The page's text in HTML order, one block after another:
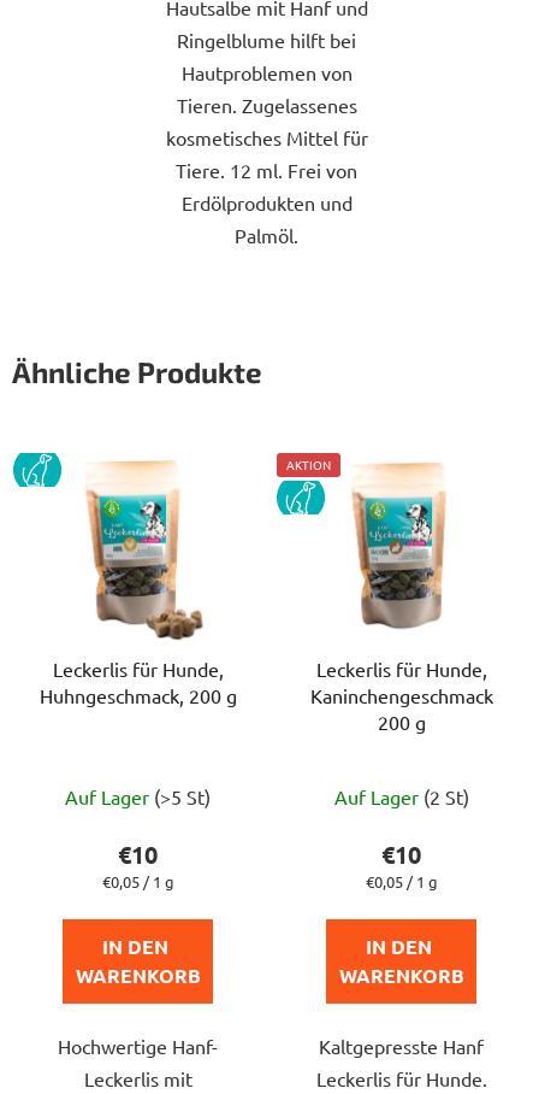
Hautsalbe mit Hanf und
Ringelblume hilft bei
Hautproblemen von
Tieren. Zugelassenes
kosmetisches Mittel für
Tiere. 12 ml. Frei von
Erdölprodukten und
Palmöl.
Ähnliche Produkte
PES
Leckerlis für Hunde,
Huhngeschmack, 200 g
durchschnittliche
ist
von
5
Sternen.
Auf Lager (>5 St)
€10
Verkaufspreis:
€0,05 / 1 g
IN DEN
WARENKORB
Hochwertige Hanf-
Leckerlis mit
AKTION
PES
Leckerlis für Hunde,
Kaninchengeschmack
200 g
ist
von
5
Sternen.
Auf Lager (2 St)
€10
Verkaufspreis:
€0,05 / 1 g
IN DEN
WARENKORB
Kaltgepresste Hanf
Leckerlis für Hunde.